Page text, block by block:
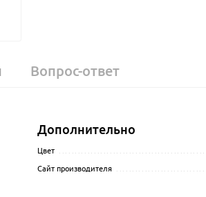
Вопрос-ответ
Дополнительно
Цвет
Сайт производителя